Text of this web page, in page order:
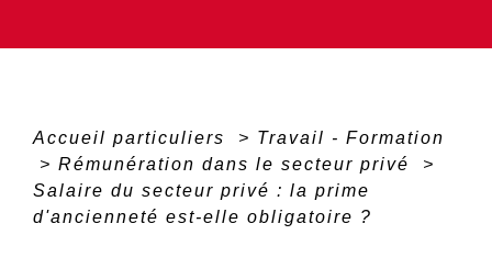
Accueil particuliers > Travail - Formation
> Rémunération dans le secteur privé
>
Salaire du secteur privé : la prime
d'ancienneté est-elle obligatoire ?